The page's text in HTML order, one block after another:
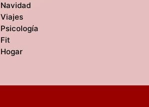
Navidad
Viajes
Psicología
Fit
Hogar